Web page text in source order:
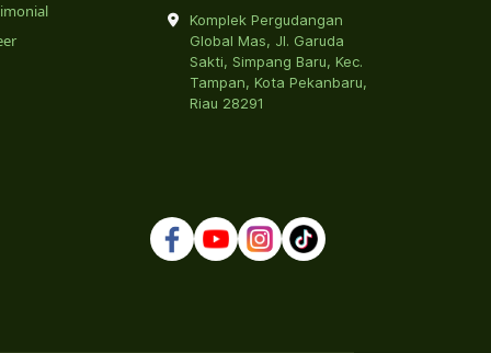
Komplek Pergudangan
Global Mas, Jl. Garuda
Sakti, Simpang Baru, Kec.
Tampan, Kota Pekanbaru,
Riau 28291